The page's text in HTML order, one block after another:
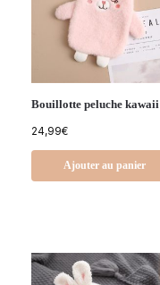
Bouillotte peluche kawaii
24,99€
Ajouter au panier